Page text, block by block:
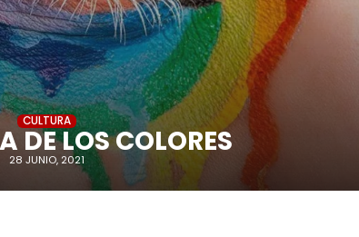
CULTURA
DE LOS COLORES
28 JUNIO, 2021